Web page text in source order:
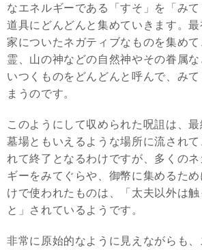
なエネルギーである「すそ」を「み
道具にどんどんと集めていきます。
家についたネガティブなものを集め
霊、山の神などの自然神やその眷属
いつくものをどんどんと呼んで、み
まうのです。
このようにして収められた呪詛は、
墓場ともいえるような場所に流され
れて終了となるわけですが、多くの
ギーをみてぐらや、御幣に集めるた
けで使われたものは、「太夫以外は
と」されているようです。
非常に原始的なように見えながらも